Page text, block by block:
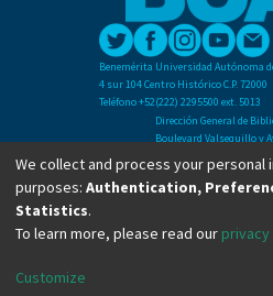
Benemérita Universidad Autónoma
4 sur 104 Centro Histórico C.P. 72000
Teléfono +52(222) 2295500 ext. 5013
Dirección General de
Boulevard Valsequillo y
Ciudad Universitaria.
C.P. 72570
Teléfono +52 (222)
Copyright © Dirección General de
We collect and process your
purposes: Authentication,
Statistics.
To learn more, please read our
Customize